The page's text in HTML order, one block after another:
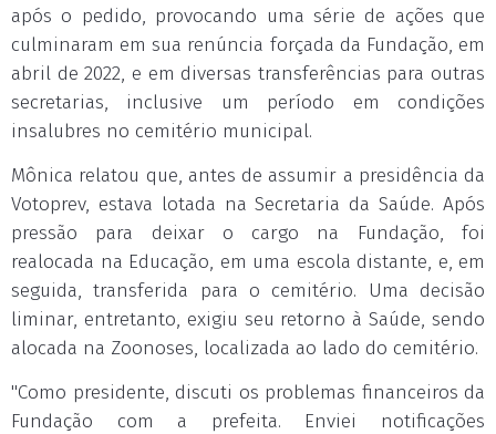
após o pedido, provocando uma série de ações que
culminaram em sua renúncia forçada da Fundação, em
abril de 2022, e em diversas transferências para outras
secretarias, inclusive um período em condições
insalubres no cemitério municipal.
Mônica relatou que, antes de assumir a presidência da
Votoprev, estava lotada na Secretaria da Saúde. Após
pressão para deixar o cargo na Fundação, foi
realocada na Educação, em uma escola distante, e, em
seguida, transferida para o cemitério. Uma decisão
liminar, entretanto, exigiu seu retorno à Saúde, sendo
alocada na Zoonoses, localizada ao lado do cemitério.
"Como presidente, discuti os problemas financeiros da
Fundação com a prefeita. Enviei notificações